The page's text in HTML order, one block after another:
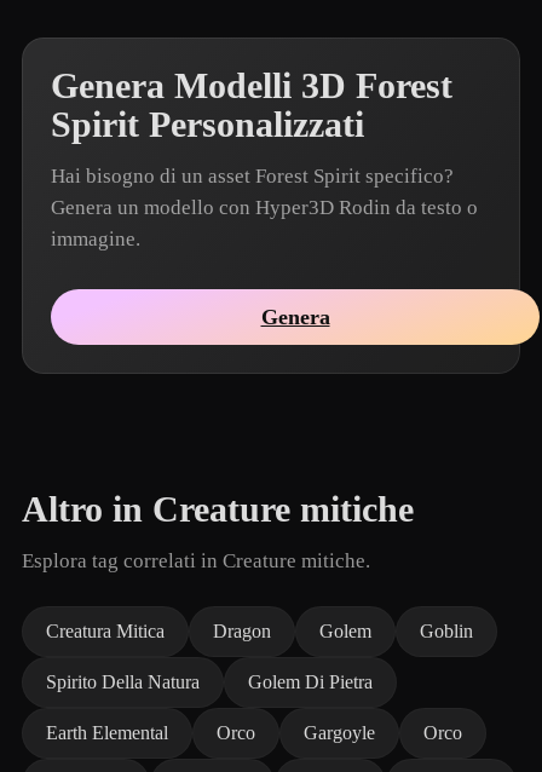
Genera Modelli 3D Forest
Spirit Personalizzati
Hai bisogno di un asset Forest Spirit specifico?
Genera un modello con Hyper3D Rodin da testo o
immagine.
Genera
Altro in Creature mitiche
Esplora tag correlati in Creature mitiche.
Creatura Mitica Dragon Golem Goblin
Spirito Della Natura Golem Di Pietra
Earth Elemental Orco Gargoyle Orco